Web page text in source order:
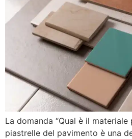
La domanda “Qual è il
piastrelle del pavimento è una